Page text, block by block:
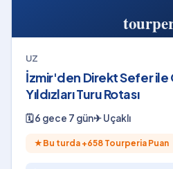
UZ
İzmir'den Direkt Sefer ile
Yıldızları Turu Rotası
🗓6 gece 7 gün✈Uçaklı
★ Bu turda +658 Tourperia Puan